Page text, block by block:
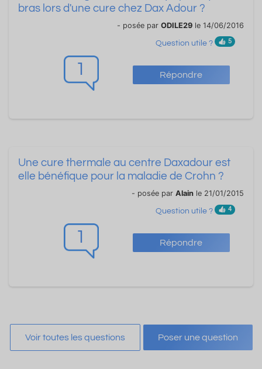
1 Répondre
bras lors d'une cure chez Dax Adour ?
- posée par ODILE29 le 14/06/2016
Question utile ? 5
1 Répondre
Une cure thermale au centre Daxadour est
elle bénéfique pour la maladie de Crohn ?
- posée par Alain le 21/01/2015
Question utile ? 4
Voir toutes les questions Poser une question